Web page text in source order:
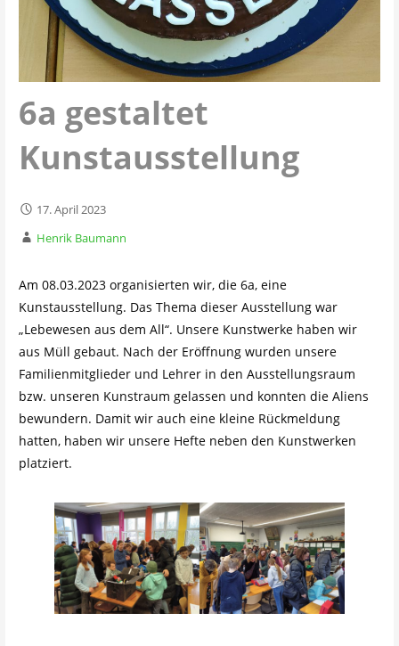
6a gestaltet
Kunstausstellung
17. April 2023
Henrik Baumann
Am 08.03.2023 organisierten wir, die 6a, eine
Kunstausstellung. Das Thema dieser Ausstellung war
„Lebewesen aus dem All“. Unsere Kunstwerke haben wir
aus Müll gebaut. Nach der Eröffnung wurden unsere
Familienmitglieder und Lehrer in den Ausstellungsraum
bzw. unseren Kunstraum gelassen und konnten die Aliens
bewundern. Damit wir auch eine kleine Rückmeldung
hatten, haben wir unsere Hefte neben den Kunstwerken
platziert.